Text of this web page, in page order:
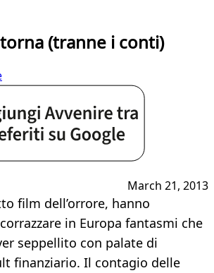
(tranne i conti)
March 21, 2013
film dell’orrore, hanno
in Europa fantasmi che
seppellito con palate di
finanziario. Il contagio delle